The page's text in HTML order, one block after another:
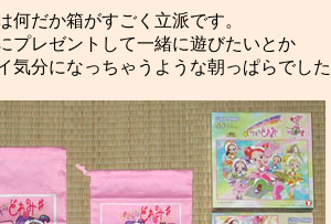
何だか箱がすごく立派です。
プレゼントして一緒に遊びたいとか
気分になっちゃうような朝っぱらでし